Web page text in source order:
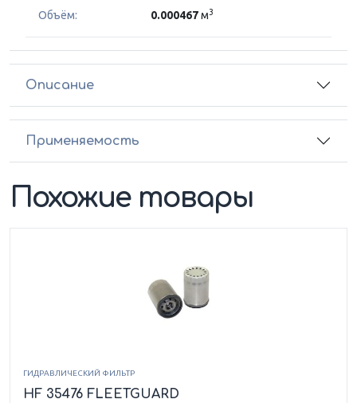
Объём: 0.000467м3
Описание
Применяемость
Похожие товары
ГИДРАВЛИЧЕСКИЙ ФИЛЬТР
HF 35476 FLEETGUARD